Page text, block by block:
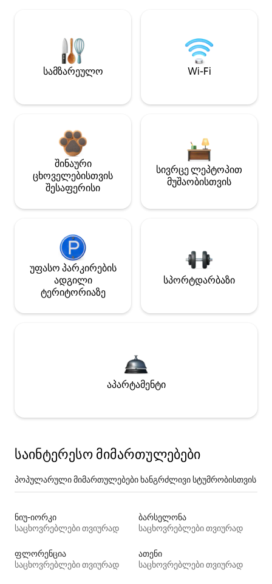
სამზარეულო Wi-Fi
შინაური
ცხოველებისთვის
შესაფერისი
სივრცე ლეპტოპით
მუშაობისთვის
უფასო პარკირების
ადგილი
ტერიტორიაზე
სპორტდარბაზი
აპარტამენტი
საინტერესო მიმართულებები
პოპულარული მიმართულებები ხანგრძლივი სტუმრობისთვის
ნიუ-იორკი
საცხოვრებლები თვიურად
ბარსელონა
საცხოვრებლები თვიურად
ფლორენცია
საცხოვრებლები თვიურად
ათენი
საცხოვრებლები თვიურად